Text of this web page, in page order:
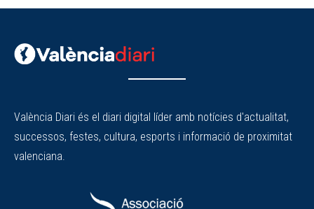
València Diari és el diari digital líder amb notícies d'actualitat,
successos, festes, cultura, esports i informació de proximitat
valenciana.